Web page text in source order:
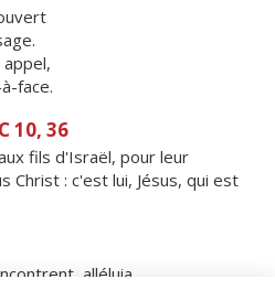
face.
10, 36
fils d'Israël, pour leur
Christ : c'est lui, Jésus, qui est
alléluia,